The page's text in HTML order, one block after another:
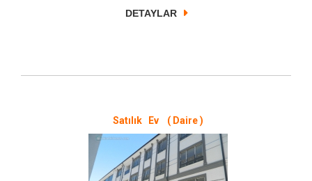
DETAYLAR
Satılık Ev ( Daire )